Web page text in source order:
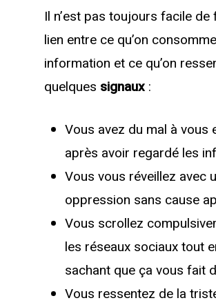
Il n’est pas toujours facile de
lien entre ce qu’on
information et ce qu’on
quelques signaux :
Vous avez du mal à vous
après avoir regardé les
Vous vous réveillez avec
oppression sans cause
Vous scrollez
les réseaux sociaux tout
sachant que ça vous fait
Vous ressentez de la